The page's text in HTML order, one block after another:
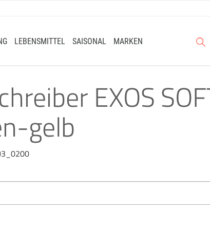
LEBENSMITTEL SAISONAL MARKEN Suche
EXOS
gelb